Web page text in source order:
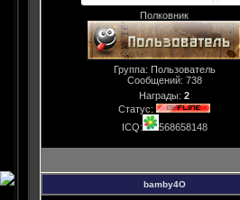
Полковник
Группа: Пользователь
Сообщений: 738
Награды: 2
Статус:
ICQ:
568658148
bamby4O